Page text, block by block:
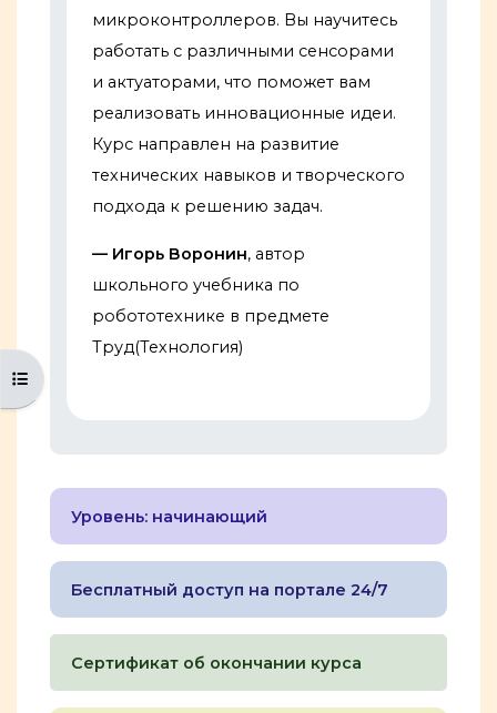
Открыть оглавление курса
микроконтроллеров. Вы научитесь
работать с различными сенсорами
и актуаторами, что поможет вам
реализовать инновационные идеи.
Курс направлен на развитие
технических навыков и творческого
подхода к решению задач.
— Игорь Воронин, aвтор
школьного учебника по
робототехнике в предмете
Труд(Технология)
Уровень: начинающий
Бесплатный доступ на портале 24/7
Сертификат об окончании курса